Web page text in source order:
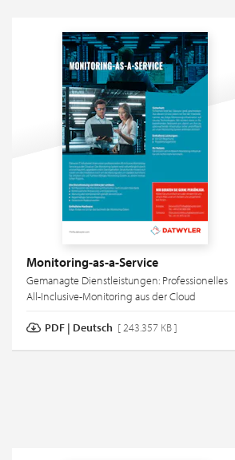
Monitoring-as-a-Service
Gemanagte Dienstleistungen: Professionelles
All-Inclusive-Monitoring aus der Cloud
PDF | Deutsch [ 243.357 KB ]